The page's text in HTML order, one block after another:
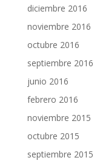
diciembre 2016
noviembre 2016
octubre 2016
septiembre 2016
junio 2016
febrero 2016
noviembre 2015
octubre 2015
septiembre 2015